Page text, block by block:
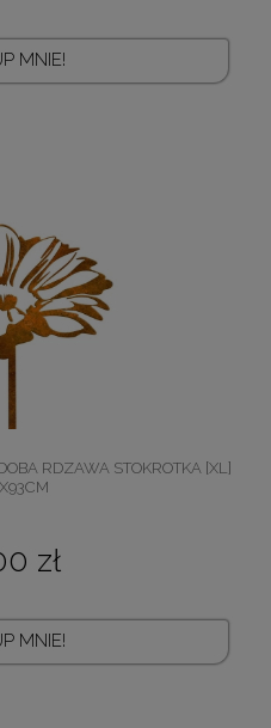
MNIE!
RDZAWA STOKROTKA [XL]
zł
MNIE!